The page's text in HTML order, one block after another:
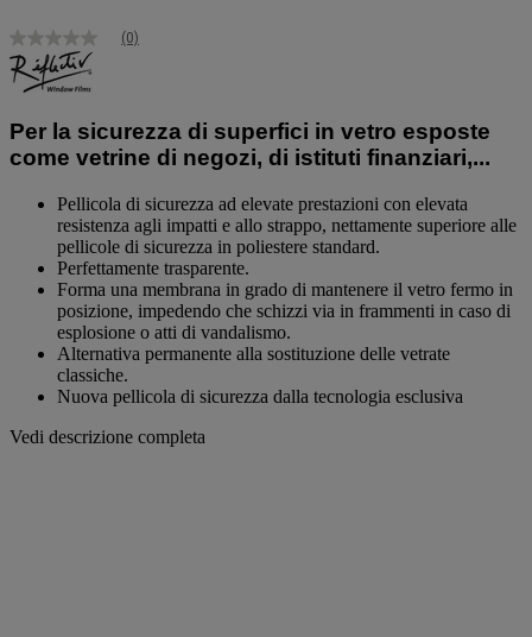
Nessuna
valutazione
Stesso
alla
pagina.
(0)
Per la sicurezza di superfici in vetro esposte
come vetrine di negozi, di istituti finanziari,...
Pellicola di sicurezza ad elevate prestazioni con elevata
resistenza agli impatti e allo strappo, nettamente superiore alle
pellicole di sicurezza in poliestere standard.
Perfettamente trasparente.
Forma una membrana in grado di mantenere il vetro fermo in
posizione, impedendo che schizzi via in frammenti in caso di
esplosione o atti di vandalismo.
Alternativa permanente alla sostituzione delle vetrate
classiche.
Nuova pellicola di sicurezza dalla tecnologia esclusiva
Vedi descrizione completa